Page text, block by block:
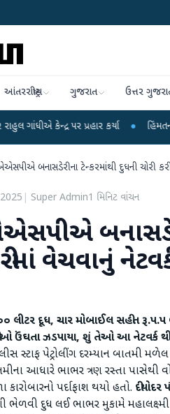
આંતરરાષ્ટ્રીય ગુજરાત ઉત્તર
પ્રહાર કર્યા ● હિંમતનગરમાં રહસ્યમય
બનાસડેરીના ટેન્કરમાંથી દુધની ચોરી
Super Admin1 મિનિટ વાંચન
વેચવાનું
લીટર દૂધ, ચાર મોબાઈલ સહીત રૂ.૫.પ
ઉંઘતા ઝડપાયા, શું તેઓ આ નેટવર્ક
સ્ટાફ પેટ્રોલીંગ દરમ્યાન બાતમી મળેલ
આધારે ભાભર ત્રણ રસ્તા પાસેથી
કારોબારનો પર્દાફાશ થયો હતો. દીયોદર
ભેળવી દુધ લઈ ભાભર મુકામે